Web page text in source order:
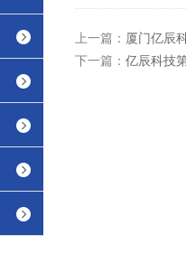
上一篇： 厦门亿辰
下一篇： 亿辰科技